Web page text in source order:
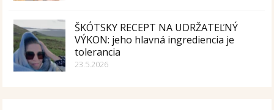
ŠKÓTSKY RECEPT NA UDRŽATEĽNÝ
VÝKON: jeho hlavná ingrediencia je
tolerancia
23.5.2026